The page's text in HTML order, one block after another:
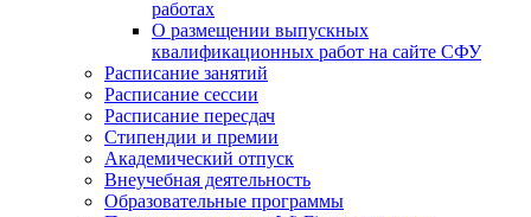
работах
О размещении выпускных
квалификационных работ на сайте СФУ
Расписание занятий
Расписание сессии
Расписание пересдач
Стипендии и премии
Академический отпуск
Внеучебная деятельность
Образовательные программы